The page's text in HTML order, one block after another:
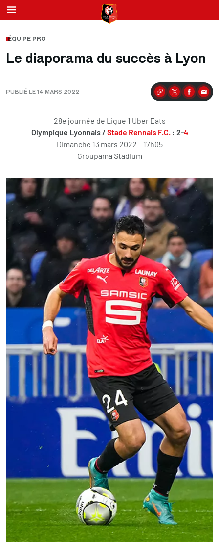
ÉQUIPE PRO
Le diaporama du succès à Lyon
PUBLIÉ LE 14 MARS 2022 Partager
28e journée de Ligue 1 Uber Eats
Olympique Lyonnais / Stade Rennais F.C.: 2-4
Dimanche 13 mars 2022 – 17h05
Groupama Stadium